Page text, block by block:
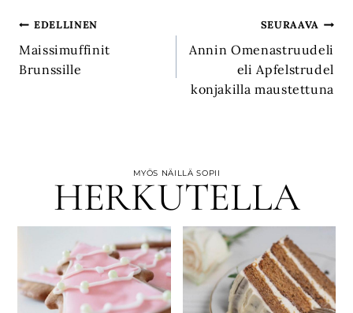
Artikkelien
selaus
EDELLINEN
Maissimuffinit
Brunssille
SEURAAVA
Annin Omenastruudeli
eli Apfelstrudel
konjakilla maustettuna
MYÖS NÄILLÄ SOPII
HERKUTELLA